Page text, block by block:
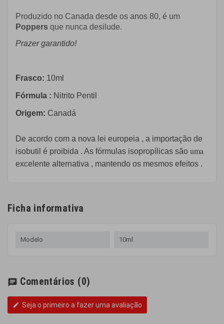
Produzido no Canada desde os anos 80, é um
Poppers que nunca desilude.
Prazer garantido!
Frasco: 10ml
Fórmula : Nitrito Pentil
Origem: Canadá
De acordo com a nova lei europeia , a importação de
isobutil é proibida . As fórmulas isopropílicas são uma
excelente alternativa , mantendo os mesmos efeitos .
Ficha informativa
Modelo 10ml
chat Comentários (0)
edit Seja o primeiro a fazer uma avaliação